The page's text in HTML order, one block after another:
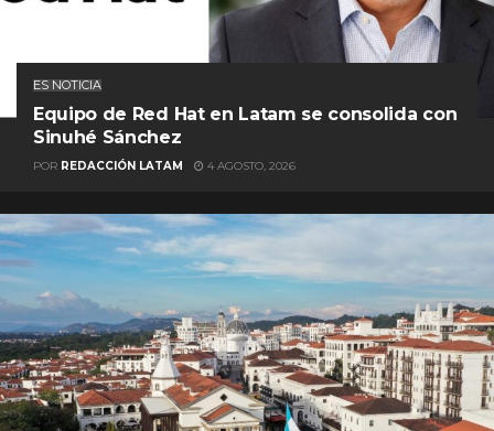
ES NOTICIA
Equipo de Red Hat en Latam se consolida con
Sinuhé Sánchez
POR REDACCIÓN LATAM 4 AGOSTO, 2026